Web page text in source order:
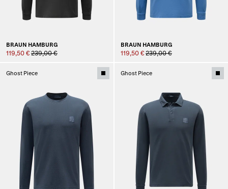
BRAUN HAMBURG
119,50 € 239,00 €
BRAUN HAMBURG
119,50 € 239,00 €
Ghost Piece Ghost Piece